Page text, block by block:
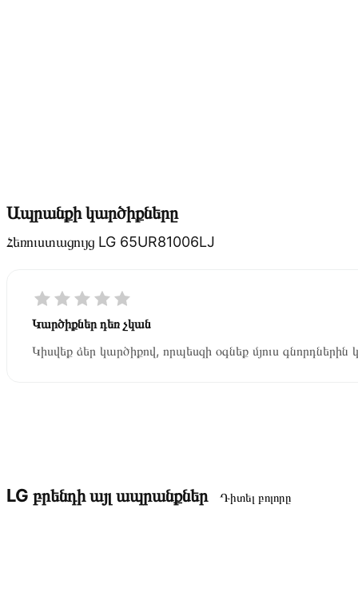
Ապրանքի կարծիքները
Հեռուստացույց LG 65UR81006LJ
Կարծիքներ դեռ չկան
Կիսվեք ձեր կարծիքով, որպեսզի օգնեք մյուս գնորդներին
LG բրենդի այլ ապրանքներ Դիտել բոլորը